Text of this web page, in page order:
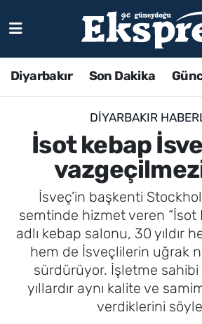
Diyarbakır Son Dakika
DIYARBAKIR
İsot kebap
İsveç’in başkenti
semtinde hizmet veren “İsot
adlı kebap salonu, 30 yıldır
hem de İsveçlilerin uğrak
sürdürüyor. İşletme sahibi
yıllardır aynı kalite ve
verdiklerini